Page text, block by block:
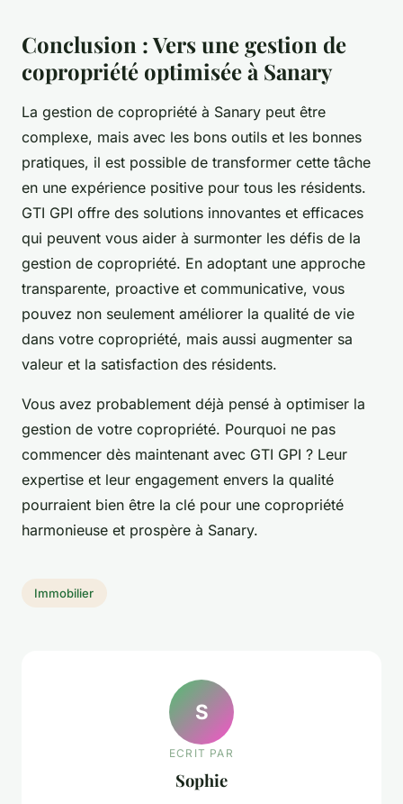
Conclusion : Vers une gestion de
copropriété optimisée à Sanary
La gestion de copropriété à Sanary peut être
complexe, mais avec les bons outils et les bonnes
pratiques, il est possible de transformer cette tâche
en une expérience positive pour tous les résidents.
GTI GPI offre des solutions innovantes et efficaces
qui peuvent vous aider à surmonter les défis de la
gestion de copropriété. En adoptant une approche
transparente, proactive et communicative, vous
pouvez non seulement améliorer la qualité de vie
dans votre copropriété, mais aussi augmenter sa
valeur et la satisfaction des résidents.
Vous avez probablement déjà pensé à optimiser la
gestion de votre copropriété. Pourquoi ne pas
commencer dès maintenant avec GTI GPI ? Leur
expertise et leur engagement envers la qualité
pourraient bien être la clé pour une copropriété
harmonieuse et prospère à Sanary.
Immobilier
S
ECRIT PAR
Sophie